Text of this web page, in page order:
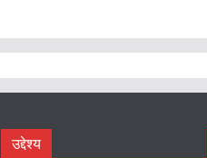
उद्देश्य